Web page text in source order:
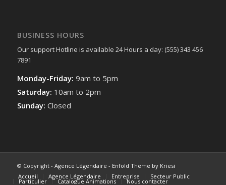
BUSINESS HOURS
Our support Hotline is available 24 Hours a day: (555) 343 456
7891
Monday-Friday: 9am to 5pm
Saturday: 10am to 2pm
Sunday: Closed
© Copyright - Agence Légendaire - Enfold Theme by Kriesi
Accueil
Agence Légendaire Entreprise Secteur Public
Particulier Catalogue Animations Nous contacter